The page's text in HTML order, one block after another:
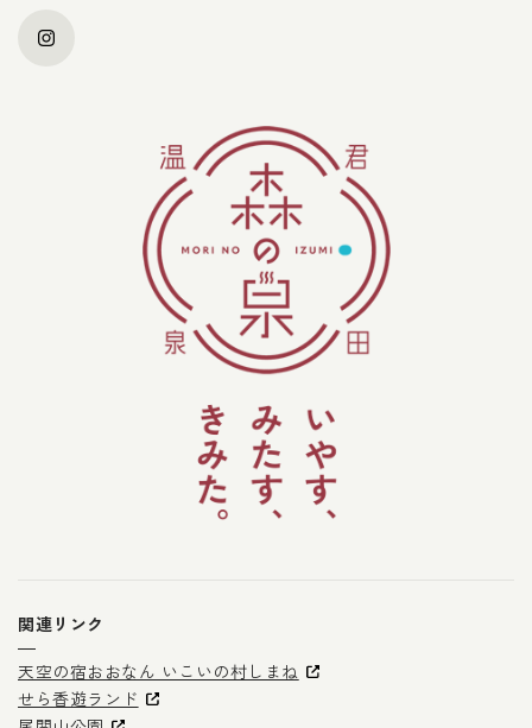
関連リンク
天空の宿おおなん いこいの村しまね
せら香遊ランド